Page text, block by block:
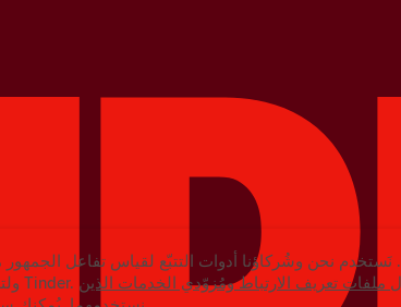
نحن وشُركاؤنا أدوات التتبّع لقياس تفاعل الجمهور
ولتحسين عمليات التسويق الخاصة بـتطبيق Tinder. ملفات تعريف الارتباط ومُزوّدي الخدمات الذين